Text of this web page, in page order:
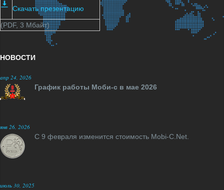
Скачать презентацию
(PDF, 3 Мбайт)
НОВОСТИ
апр 24, 2026
График работы Моби-с в мае 2026
янв 26, 2026
С 9 февраля изменится стоимость Mobi-C.Net.
июль 30, 2025